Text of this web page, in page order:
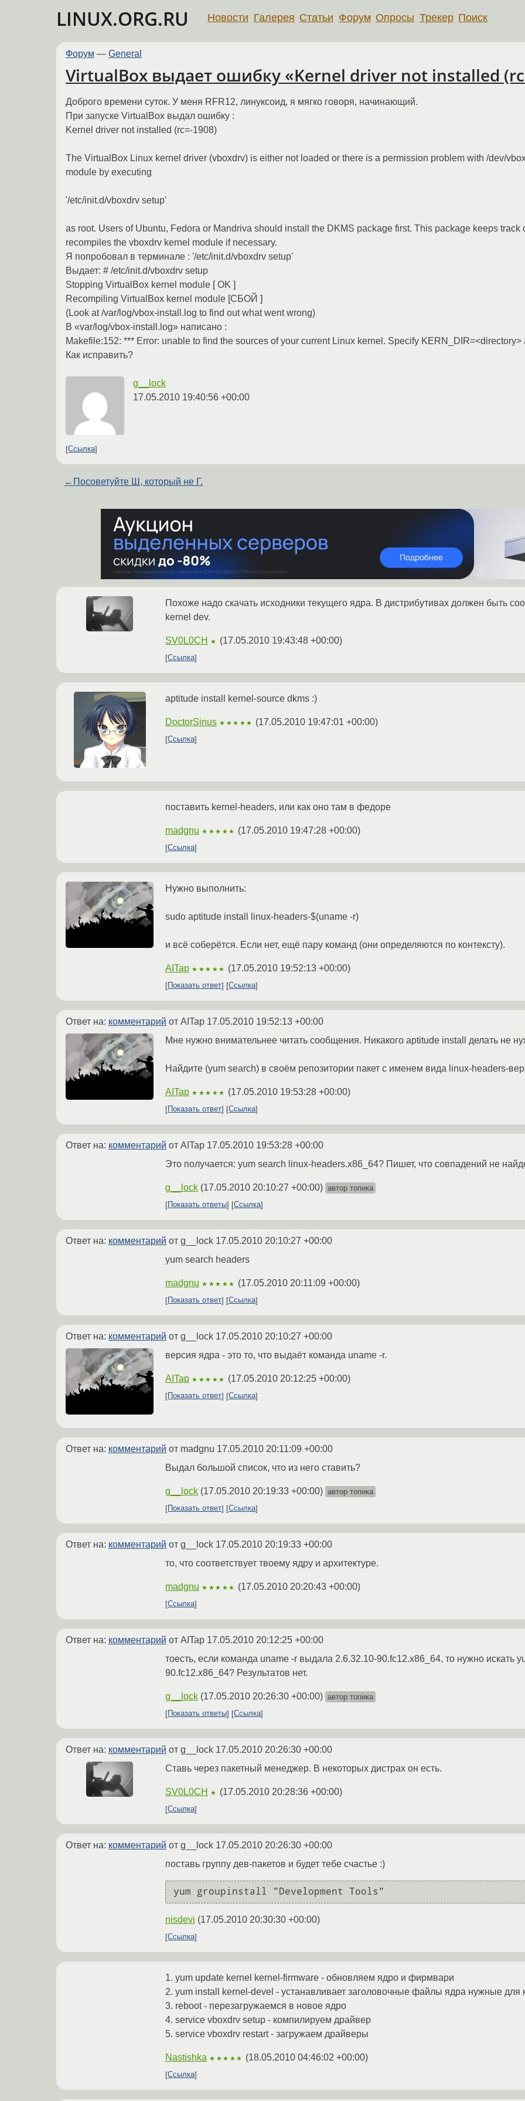
LINUX.ORG.RU Новости Галерея Статьи Форум Опросы Трекер Поиск
Форум — General
VirtualBox выдает ошибку «Kernel driver not installed
Доброго времени суток. У меня RFR12, линуксоид, я мягко говоря, начинающий.
При запуске VirtualBox выдал ошибку :
Kernel driver not installed (rc=-1908)
The VirtualBox Linux kernel driver (vboxdrv) is either not loaded or there is a permission problem with /dev/
module by executing
'/etc/init.d/vboxdrv setup'
as root. Users of Ubuntu, Fedora or Mandriva should install the DKMS package first. This package keeps
recompiles the vboxdrv kernel module if necessary.
Я попробовал в терминале : '/etc/init.d/vboxdrv setup'
Выдает: # /etc/init.d/vboxdrv setup
Stopping VirtualBox kernel module [ OK ]
Recompiling VirtualBox kernel module [СБОЙ ]
(Look at /var/log/vbox-install.log to find out what went wrong)
В «var/log/vbox-install.log» написано :
Makefile:152: *** Error: unable to find the sources of your current Linux kernel. Specify
Как исправить?
g__lock
17.05.2010 19:40:56 +00:00
Ссылка
← Посоветуйте Ш, который не Г.
Похоже надо скачать исходники текущего ядра. В дистрибутивах должен быть
kernel dev.
SV0L0CH ★ (17.05.2010 19:43:48 +00:00)
Ссылка
aptitude install kernel-source dkms :)
DoctorSinus ★★★★★ (17.05.2010 19:47:01 +00:00)
Ссылка
поставить kernel-headers, или как оно там в федоре
madgnu ★★★★★ (17.05.2010 19:47:28 +00:00)
Ссылка
Нужно выполнить:
sudo aptitude install linux-headers-$(uname -r)
и всё соберётся. Если нет, ещё пару команд (они определяются по контексту).
AITap ★★★★★ (17.05.2010 19:52:13 +00:00)
Показать ответ Ссылка
Ответ на: комментарий от AITap 17.05.2010 19:52:13 +00:00
Мне нужно внимательнее читать сообщения. Никакого aptitude install делать не
Найдите (yum search) в своём репозитории пакет с именем вида linux-headers-
AITap ★★★★★ (17.05.2010 19:53:28 +00:00)
Показать ответ Ссылка
Ответ на: комментарий от AITap 17.05.2010 19:53:28 +00:00
Это получается: yum search linux-headers.x86_64? Пишет, что совпадений не
g__lock (17.05.2010 20:10:27 +00:00) автор топика
Показать ответы
Ссылка
Ответ на: комментарий от g__lock 17.05.2010 20:10:27 +00:00
yum search headers
madgnu ★★★★★ (17.05.2010 20:11:09 +00:00)
Показать ответ Ссылка
Ответ на: комментарий от g__lock 17.05.2010 20:10:27 +00:00
версия ядра - это то, что выдаёт команда uname -r.
AITap ★★★★★ (17.05.2010 20:12:25 +00:00)
Показать ответ Ссылка
Ответ на: комментарий от madgnu 17.05.2010 20:11:09 +00:00
Выдал большой список, что из него ставить?
g__lock (17.05.2010 20:19:33 +00:00) автор топика
Показать ответ
Ссылка
Ответ на: комментарий от g__lock 17.05.2010 20:19:33 +00:00
то, что соответствует твоему ядру и архитектуре.
madgnu ★★★★★ (17.05.2010 20:20:43 +00:00)
Ссылка
Ответ на: комментарий от AITap 17.05.2010 20:12:25 +00:00
тоесть, если команда uname -r выдала 2.6.32.10-90.fc12.x86_64, то нужно искать
90.fc12.x86_64? Результатов нет.
g__lock (17.05.2010 20:26:30 +00:00) автор топика
Показать ответы
Ссылка
Ответ на: комментарий от g__lock 17.05.2010 20:26:30 +00:00
Ставь через пакетный менеджер. В некоторых дистрах он есть.
SV0L0CH ★ (17.05.2010 20:28:36 +00:00)
Ссылка
Ответ на: комментарий от g__lock 17.05.2010 20:26:30 +00:00
поставь группу дев-пакетов и будет тебе счастье :)
yum groupinstall "Development Tools"
nisdevi (17.05.2010 20:30:30 +00:00)
Ссылка
1. yum update kernel kernel-firmware - обновляем ядро и фирмвари
2. yum install kernel-devel - устанавливает заголовочные файлы ядра нужные для
3. reboot - перезагружаемся в новое ядро
4. service vboxdrv setup - компилируем драйвер
5. service vboxdrv restart - загружаем драйверы
Nastishka ★★★★★ (18.05.2010 04:46:02 +00:00)
Ссылка